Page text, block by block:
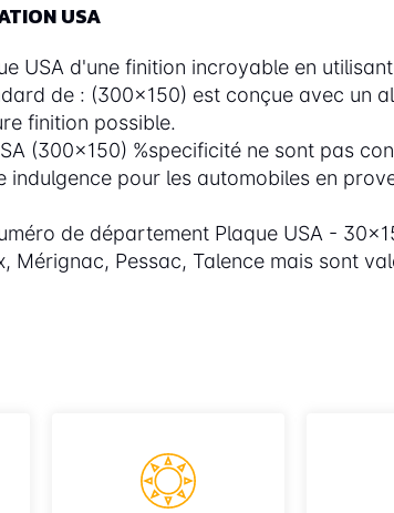
USA
USA d'une finition incroyable en
de : (300x150) est conçue avec un
finition possible.
(300x150) %specificité ne sont pas
pour les automobiles en
de département Plaque USA -
Mérignac, Pessac, Talence mais sont